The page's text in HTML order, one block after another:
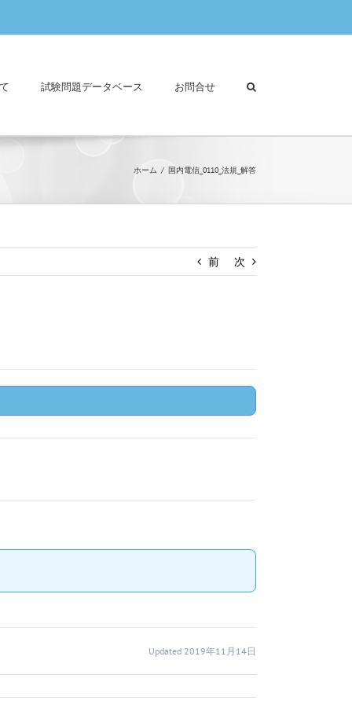
試験問題データベース お問合せ
ホーム 国内電信_0110_法規_解答
前 次
Updated 2019年11月14日